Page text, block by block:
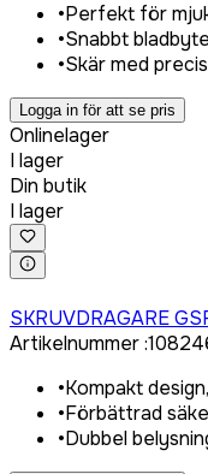
•Perfekt för
•Snabbt
•Skär med
Logga in för att se pris
Onlinelager
I lager
Din butik
I lager
SKRUVDRAGARE
Artikelnummer:
•Kompakt
•Förbättrad
•Dubbel